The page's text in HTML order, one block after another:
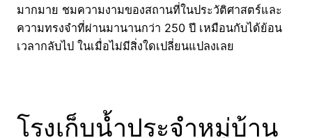
มากมาย ชมความงามของสถานที่ในประวัติศาสตร์และ
ความทรงจำที่ผ่านมานานกว่า 250 ปี เหมือนกับได้ย้อน
เวลากลับไป ในเมื่อไม่มีสิ่งใดเปลี่ยนแปลงเลย
โรงเก็บน้ำประจำหมู่บ้าน